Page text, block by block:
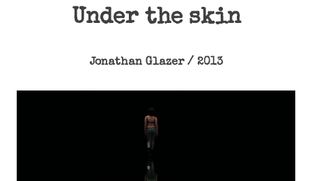
Under the skin
Jonathan Glazer / 2013